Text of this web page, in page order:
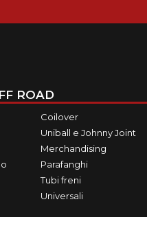
ROAD
Coilover
Uniball e Johnny Joint
Merchandising
Parafanghi
Tubi freni
Universali